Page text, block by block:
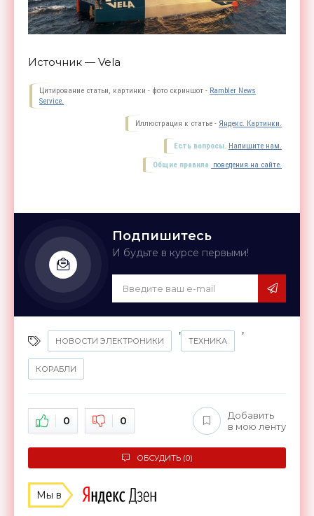
Источник — Vela
Цитирование статьи, картинки - фото скриншот - Rambler News
Service.
Иллюстрация к статье - Яндекс. Картинки.
Есть вопросы. Напишите нам.
Общие правила поведения на сайте.
Подпишитесь
И будьте в курсе первыми!
НОВОСТИ ЭЛЕКТРОНИКИ
,
ТЕХНИКА
,
КОРАБЛИ
0 0
Добавить
в мою ленту
ОБСУДИТЬ (0)
Мы в